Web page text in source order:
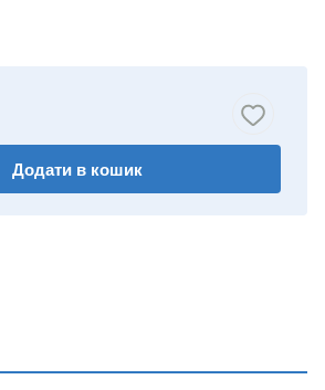
Додати в кошик